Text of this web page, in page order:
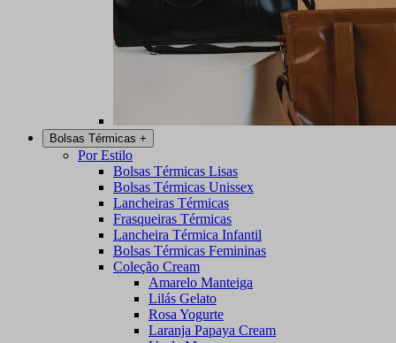
Bolsas Térmicas +
Por Estilo
Bolsas Térmicas Lisas
Bolsas Térmicas Unissex
Lancheiras Térmicas
Frasqueiras Térmicas
Lancheira Térmica Infantil
Bolsas Térmicas Femininas
Coleção Cream
Amarelo Manteiga
Lilás Gelato
Rosa Yogurte
Laranja Papaya Cream